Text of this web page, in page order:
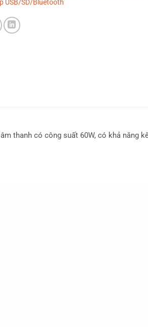
USB/SD/Bluetooth
thanh có công suất 60W, có khả năng